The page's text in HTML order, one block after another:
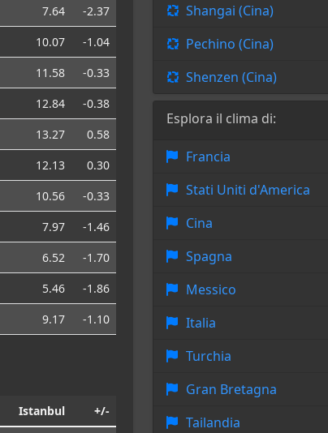
7.64
-2.37
10.07
-1.04
11.58
-0.33
12.84
-0.38
13.27
0.58
12.13
0.30
10.56
-0.33
7.97
-1.46
6.52
-1.70
5.46
-1.86
9.17 -1.10
Istanbul +/-
Shangai (Cina)
Pechino (Cina)
Shenzen (Cina)
Esplora il clima di:
Francia
Stati Uniti d'America
Cina
Spagna
Messico
Italia
Turchia
Gran Bretagna
Tailandia